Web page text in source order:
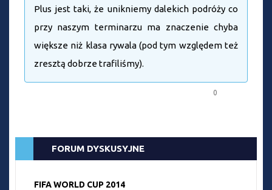
Plus jest taki, że unikniemy dalekich podróży co
przy naszym terminarzu ma znaczenie chyba
większe niż klasa rywala (pod tym względem też
zresztą dobrze trafiliśmy).
0
FORUM DYSKUSYJNE
FIFA WORLD CUP 2014